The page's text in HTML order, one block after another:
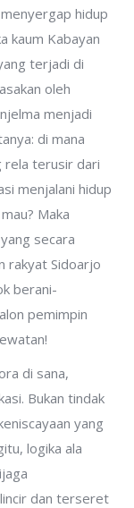
hidup
kaum Kabayan
terjadi di
oleh
menjadi
di mana
rela terusir dari
menjalani hidup
Maka
secara
rakyat Sidoarjo
berani-
pemimpin
di sana,
Bukan tindak
yang
logika ala
dan terseret